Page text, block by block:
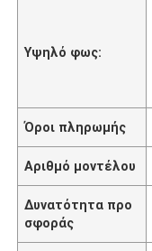
Υψηλό φως:
Όροι πληρωμής
Αριθμό μοντέλου
Δυνατότητα προ
σφοράς